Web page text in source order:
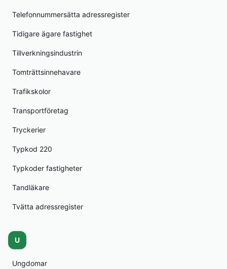
Telefonnummersätta adressregister
Tidigare ägare fastighet
Tillverkningsindustrin
Tomträttsinnehavare
Trafikskolor
Transportföretag
Tryckerier
Typkod 220
Typkoder fastigheter
Tandläkare
Tvätta adressregister
U
Ungdomar